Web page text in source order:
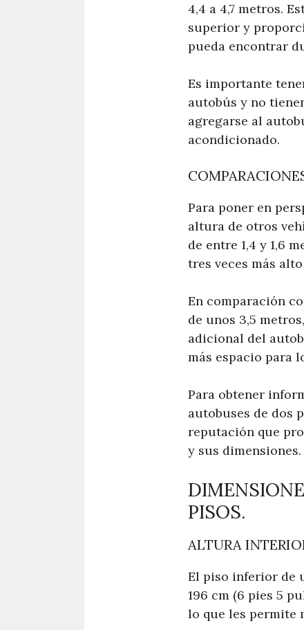
4,4 a 4,7 metros.
superior y
pueda encontrar
Es importante
autobús y no
agregarse al
acondicionado.
Para poner en
altura de otros
de entre 1,4 y 1,6
tres veces más
En comparación
de unos 3,5
adicional del
más espacio para
Para obtener
autobuses de dos
reputación que
y sus dimensiones.
PISOS.
ALTURA
El piso inferior de
196 cm (6 pies 5
lo que les permite